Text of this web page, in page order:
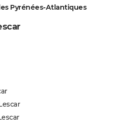
Pyrénées-Atlantiques